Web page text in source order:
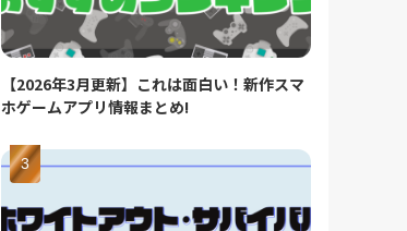
【2026年3月更新】これは面白い！新作スマ
ホゲームアプリ情報まとめ!